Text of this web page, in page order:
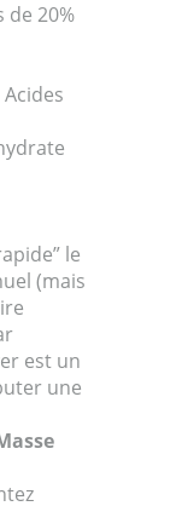
de 20%
le
(mais
est un
une